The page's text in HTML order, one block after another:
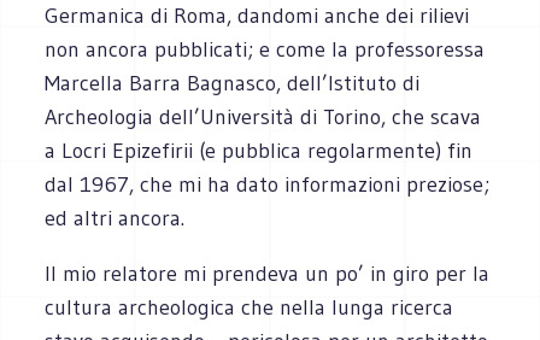
Germanica di Roma, dandomi anche dei rilievi
non ancora pubblicati; e come la professoressa
Marcella Barra Bagnasco, dell’Istituto di
Archeologia dell’Università di Torino, che scava
a Locri Epizefirii (e pubblica regolarmente) fin
dal 1967, che mi ha dato informazioni preziose;
ed altri ancora.
Il mio relatore mi prendeva un po’ in giro per la
cultura archeologica che nella lunga ricerca